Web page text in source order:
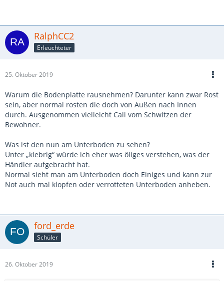
RalphCC2
Erleuchteter
25. Oktober 2019
Warum die Bodenplatte rausnehmen? Darunter kann zwar Rost
sein, aber normal rosten die doch von Außen nach Innen
durch. Ausgenommen vielleicht Cali vom Schwitzen der
Bewohner.
Was ist den nun am Unterboden zu sehen?
Unter „klebrig“ würde ich eher was öliges verstehen, was der
Händler aufgebracht hat.
Normal sieht man am Unterboden doch Einiges und kann zur
Not auch mal klopfen oder verrotteten Unterboden anheben.
ford_erde
Schüler
26. Oktober 2019